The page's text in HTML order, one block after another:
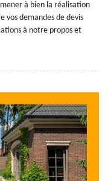
à bien la réalisation
vos demandes de devis
à notre propos et